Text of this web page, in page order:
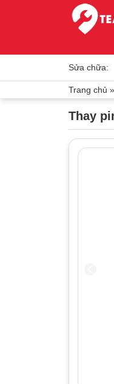
Sửa chữa:
Trang chủ »
Thay